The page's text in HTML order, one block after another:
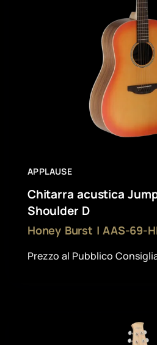
APPLAUSE
Chitarra acustica
Shoulder D
Honey Burst | AAS-69-
Prezzo al Pubblico